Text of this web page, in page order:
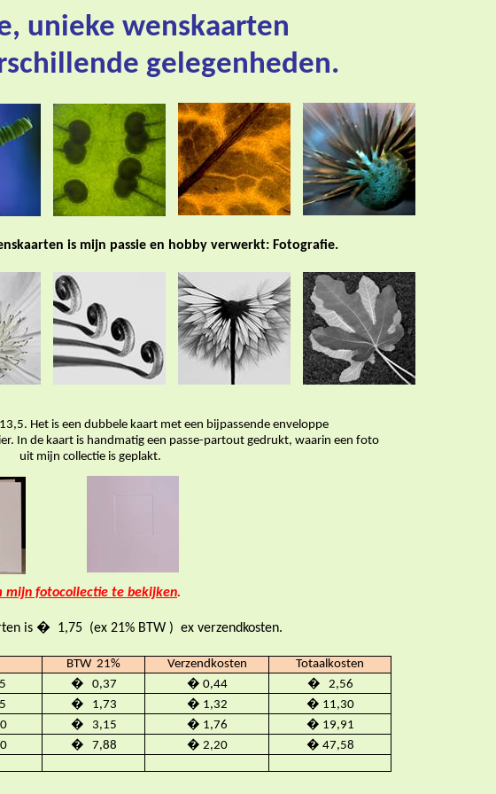
unieke wenskaarten
gelegenheden.
is mijn passie en hobby verwerkt: Fotografie.
Het is een dubbele kaart met een bijpassende enveloppe
In de kaart is handmatig een passe-partout gedrukt, waarin een foto
is geplakt.
is � 1,75 (ex 21% BTW ) ex verzendkosten.
BTW 21% Verzendkosten
Totaalkosten
� 0,37 � 0,44
� 2,56
� 1,73 � 1,32
� 11,30
� 3,15 � 1,76
� 19,91
� 7,88 � 2,20 � 47,58
mijn fotocollectie te bekijken.